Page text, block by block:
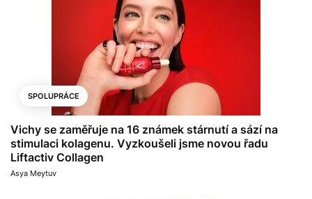
SPOLUPRÁCE
Vichy se zaměřuje na 16 známek stárnutí a sází na
stimulaci kolagenu. Vyzkoušeli jsme novou řadu
Liftactiv Collagen
Asya Meytuv